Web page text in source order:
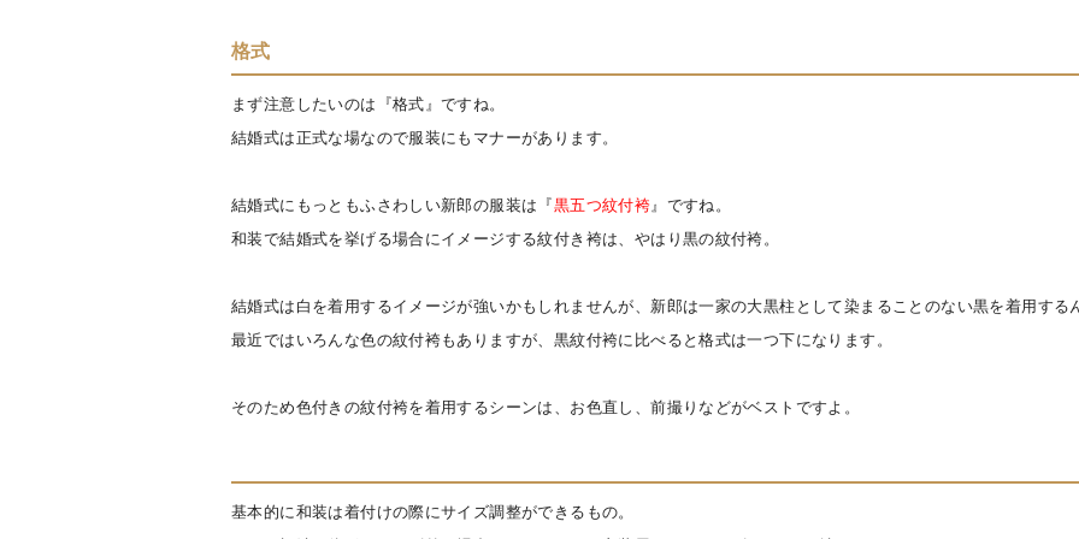
格式
まず注意したいのは『格式』ですね。
結婚式は正式な場なので服装にもマナーがあります。
結婚式にもっともふさわしい新郎の服装は『黒五つ紋付袴』ですね。
和装で結婚式を挙げる場合にイメージする紋付き袴は、やはり黒の紋付袴。
結婚式は白を着用するイメージが強いかもしれませんが、新郎は一家の大黒柱として染まることのない黒を着用する
最近ではいろんな色の紋付袴もありますが、黒紋付袴に比べると格式は一つ下になります。
そのため色付きの紋付袴を着用するシーンは、お色直し、前撮りなどがベストですよ。
基本的に和装は着付けの際にサイズ調整ができるもの。